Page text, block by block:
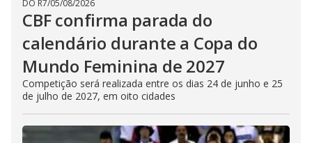
DO R7/05/08/2026
CBF confirma parada do
calendário durante a Copa do
Mundo Feminina de 2027
Competição será realizada entre os dias 24 de junho e 25
de julho de 2027, em oito cidades